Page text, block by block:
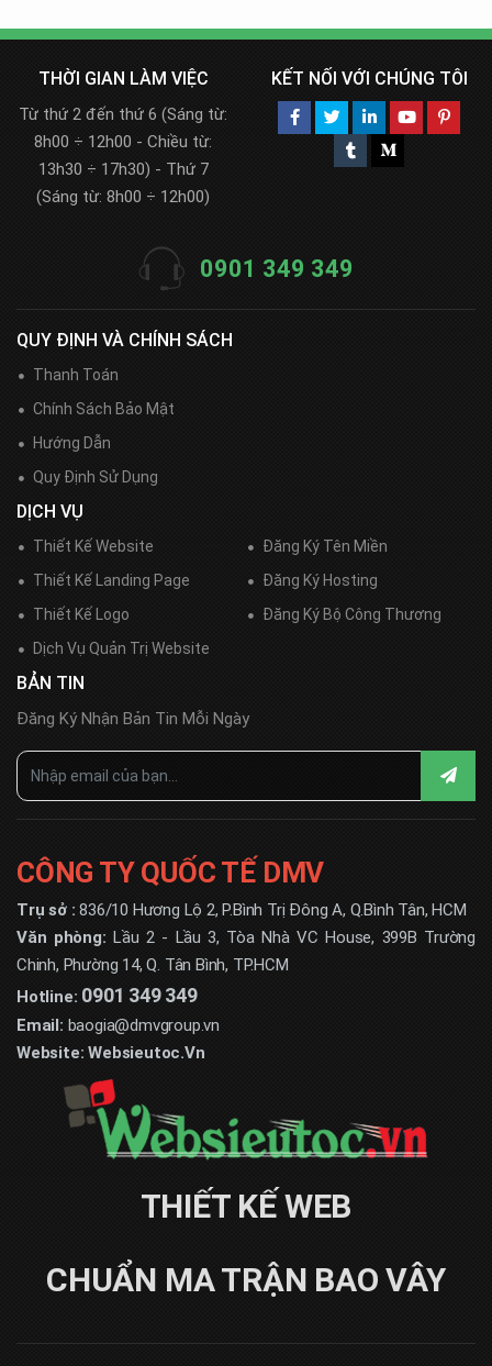
THỜI GIAN LÀM VIỆC
Từ thứ 2 đến thứ 6 (Sáng từ:
8h00 ÷ 12h00 - Chiều từ:
13h30 ÷ 17h30) - Thứ 7
(Sáng từ: 8h00 ÷ 12h00)
KẾT NỐI VỚI CHÚNG TÔI
0901 349 349
QUY ĐỊNH VÀ CHÍNH SÁCH
Thanh Toán
Chính Sách Bảo Mật
Hướng Dẫn
Quy Định Sử Dụng
DỊCH VỤ
Thiết Kế Website
Đăng Ký Tên Miền
Thiết Kế Landing Page
Đăng Ký Hosting
Thiết Kế Logo
Đăng Ký Bộ Công Thương
Dịch Vụ Quản Trị Website
BẢN TIN
Đăng Ký Nhận Bản Tin Mỗi Ngày
CÔNG TY QUỐC TẾ DMV
Trụ sở : 836/10 Hương Lộ 2, P.Bình Trị Đông A, Q.Bình Tân, HCM
Văn phòng: Lầu 2 - Lầu 3, Tòa Nhà VC House, 399B Trường
Chinh, Phường 14, Q. Tân Bình, TP.HCM
Hotline: 0901 349 349
Email: baogia@dmvgroup.vn
Website: Websieutoc.Vn
THIẾT KẾ WEB
CHUẨN MA TRẬN BAO VÂY